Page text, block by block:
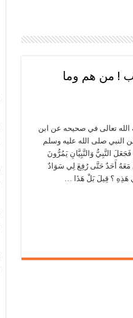
حساب ! من هم وما
الله تعالى في صحيحه عن ابن
النبي صلى الله عليه وسلم
النَّبِيُّ وَالنَّبِيَّانِ يَمُرُّونَ
مَعَهُ أَحَدٌ حَتَّى رُفِعَ لِي سَوَادٌ
هَذِهِ ؟ قِيلَ بَلْ هَذَا …